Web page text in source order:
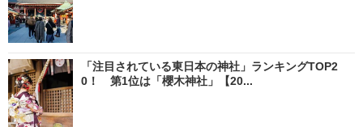
「注目されている東日本の神社」ランキングTOP2
0！ 第1位は「櫻木神社」【20...